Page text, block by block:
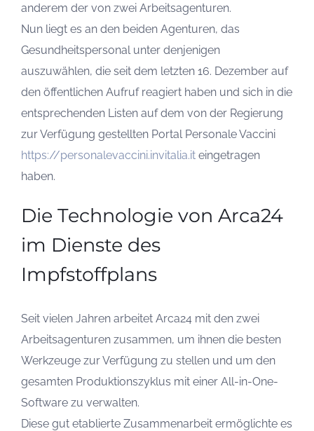
anderem der von zwei Arbeitsagenturen.
Nun liegt es an den beiden Agenturen, das
Gesundheitspersonal unter denjenigen
auszuwählen, die seit dem letzten 16. Dezember auf
den öffentlichen Aufruf reagiert haben und sich in die
entsprechenden Listen auf dem von der Regierung
zur Verfügung gestellten Portal Personale Vaccini
https://personalevaccini.invitalia.iteingetragen
haben.
Die Technologie von Arca24
im Dienste des
Impfstoffplans
Seit vielen Jahren arbeitet Arca24 mit den zwei
Arbeitsagenturen zusammen, um ihnen die besten
Werkzeuge zur Verfügung zu stellen und um den
gesamten Produktionszyklus mit einer All-in-One-
Software zu verwalten.
Diese gut etablierte Zusammenarbeit ermöglichte es